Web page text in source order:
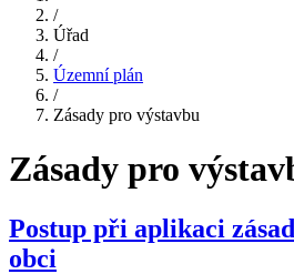
/
Úřad
/
Územní plán
/
Zásady pro výstavbu
Zásady pro
Postup při aplikaci
obci